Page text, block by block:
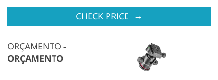
CHECK PRICE →
ORÇAMENTO
ORÇAMENTO